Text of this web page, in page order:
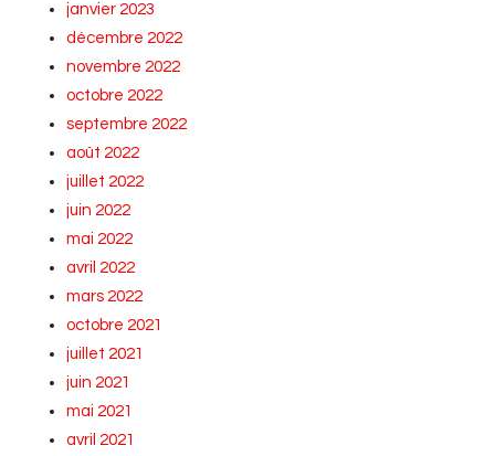
janvier 2023
décembre 2022
novembre 2022
octobre 2022
septembre 2022
août 2022
juillet 2022
juin 2022
mai 2022
avril 2022
mars 2022
octobre 2021
juillet 2021
juin 2021
mai 2021
avril 2021